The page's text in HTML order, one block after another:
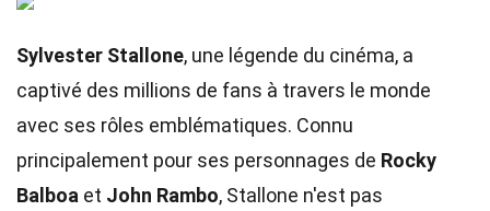
Sylvester Stallone, une légende du cinéma, a
captivé des millions de fans à travers le monde
avec ses rôles emblématiques. Connu
principalement pour ses personnages de Rocky
Balboa et John Rambo, Stallone n'est pas